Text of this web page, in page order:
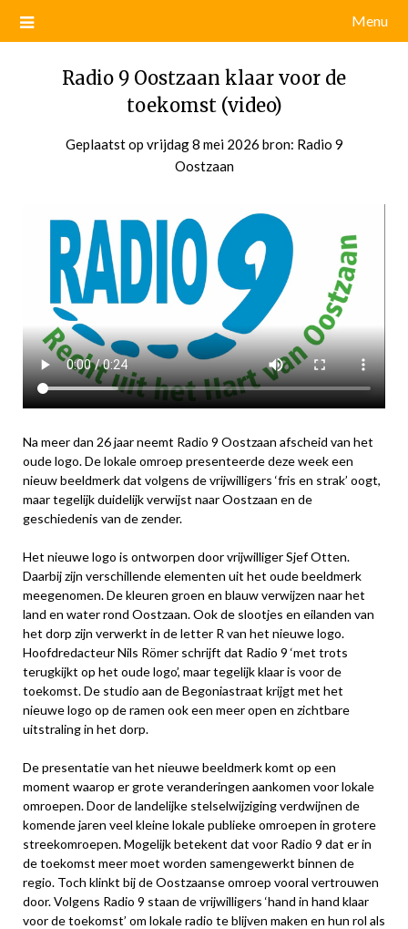
Menu
Radio 9 Oostzaan klaar voor de
toekomst (video)
Geplaatst op vrijdag 8 mei 2026 door
bron: Radio 9
Oostzaan
Na meer dan 26 jaar neemt Radio 9 Oostzaan afscheid van het
oude logo. De lokale omroep presenteerde deze week een
nieuw beeldmerk dat volgens de vrijwilligers ‘fris en strak’ oogt,
maar tegelijk duidelijk verwijst naar Oostzaan en de
geschiedenis van de zender.
Het nieuwe logo is ontworpen door vrijwilliger Sjef Otten.
Daarbij zijn verschillende elementen uit het oude beeldmerk
meegenomen. De kleuren groen en blauw verwijzen naar het
land en water rond Oostzaan. Ook de slootjes en eilanden van
het dorp zijn verwerkt in de letter R van het nieuwe logo.
Hoofdredacteur Nils Römer schrijft dat Radio 9 ‘met trots
terugkijkt op het oude logo’, maar tegelijk klaar is voor de
toekomst. De studio aan de Begoniastraat krijgt met het
nieuwe logo op de ramen ook een meer open en zichtbare
uitstraling in het dorp.
De presentatie van het nieuwe beeldmerk komt op een
moment waarop er grote veranderingen aankomen voor lokale
omroepen. Door de landelijke stelselwijziging verdwijnen de
komende jaren veel kleine lokale publieke omroepen in grotere
streekomroepen. Mogelijk betekent dat voor Radio 9 dat er in
de toekomst meer moet worden samengewerkt binnen de
regio. Toch klinkt bij de Oostzaanse omroep vooral vertrouwen
door. Volgens Radio 9 staan de vrijwilligers ‘hand in hand klaar
voor de toekomst’ om lokale radio te blijven maken en hun rol als